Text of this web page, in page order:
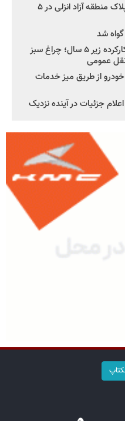
استاندار گیلان: تردد خودروهای پلاک منطقه آزاد انزلی در ۵
شد
صدور مجوز واردات اتوبوس‌های کارکرده زیر ۵ سال؛ چراغ سبز
عمومی
از طریق میز خدمات
جزئیات در آینده نزدیک